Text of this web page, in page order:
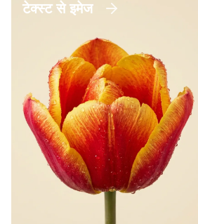
टेक्स्ट से इमेज